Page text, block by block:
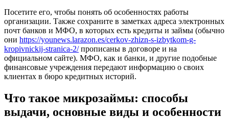
Посетите его, чтобы понять об особенностях работы
организации. Также сохраните в заметках адреса электронных
почт банков и МФО, в которых есть кредиты и займы (обычно
они https://younews.larazon.es/cerkov-zhizn-s-izbytkom-g-
kropivnickij-stranica-2/прописаны в договоре и на
официальном сайте). МФО, как и банки, и другие подобные
финансовые учреждения передают информацию о своих
клиентах в бюро кредитных историй.
Что такое микрозаймы: способы
выдачи, основные виды и особенности